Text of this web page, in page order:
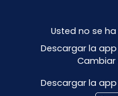
Usted no se
Descargar la
Descargar la